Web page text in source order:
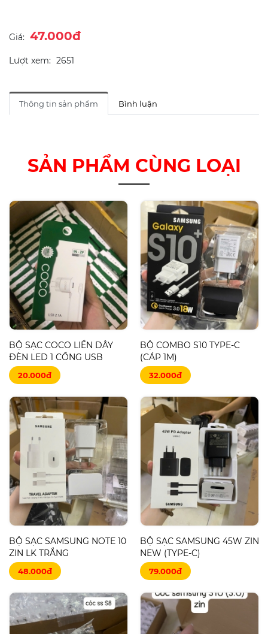
Giá: 47.000đ
Lượt xem: 2651
Thông tin sản phẩm Bình luận
SẢN PHẨM CÙNG LOẠI
BỘ SẠC COCO LIỀN DÂY
ĐÈN LED 1 CỔNG USB
20.000đ
BỘ COMBO S10 TYPE-C
(CÁP 1M)
32.000đ
BỘ SẠC SAMSUNG NOTE 10
ZIN LK TRẮNG
48.000đ
BỘ SẠC SAMSUNG 45W ZIN
NEW (TYPE-C)
79.000đ